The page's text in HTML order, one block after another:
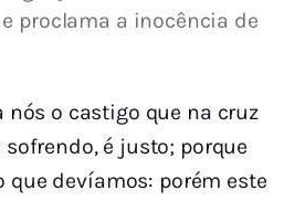
proclama a inocência de
nós o castigo que na cruz
sofrendo, é justo; porque
que devíamos: porém este